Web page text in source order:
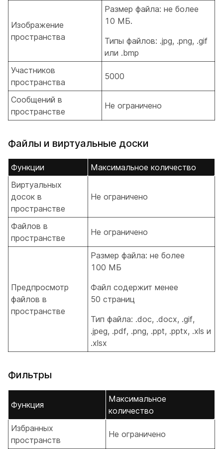
Изображение
пространства
Размер файла: не более
10 МБ.
Типы файлов: .jpg, .png, .gif
или .bmp
Участников
пространства
5000
Сообщений в
пространстве
Не ограничено
Файлы и виртуальные доски
Функции
Максимальное количество
Виртуальных
досок в
пространстве
Не ограничено
Файлов в
пространстве
Не ограничено
Предпросмотр
файлов в
пространстве
Размер файла: не более
100 МБ
Файл содержит менее
50 страниц
Тип файла: .doc, .docx, .gif,
.jpeg, .pdf, .png, .ppt, .pptx, .xls и
.xlsx
Фильтры
Функция
Максимальное
количество
Избранных
пространств
Не ограничено